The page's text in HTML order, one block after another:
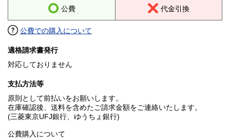
公費 代金引換
公費での購入について
適格請求書発行
対応しておりません
支払方法等
原則として前払いをお願いします。
在庫確認後、送料を含めたご請求金額をご連絡いたします。
(三菱東京UFJ銀行、ゆうちょ銀行)
公費購入について